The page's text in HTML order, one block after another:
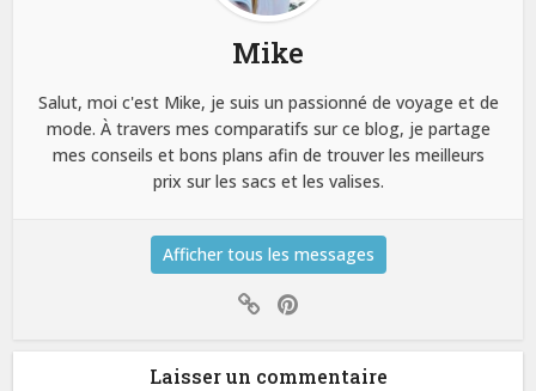
Mike
Salut, moi c'est Mike, je suis un passionné de voyage et de
mode. À travers mes comparatifs sur ce blog, je partage
mes conseils et bons plans afin de trouver les meilleurs
prix sur les sacs et les valises.
Afficher tous les messages
Laisser un commentaire